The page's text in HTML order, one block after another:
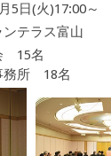
5日(火)17:00～
テラス富山
15名
務所 18名